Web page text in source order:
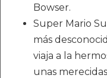
Bowser.
Super Mario
más
viaja a la
unas